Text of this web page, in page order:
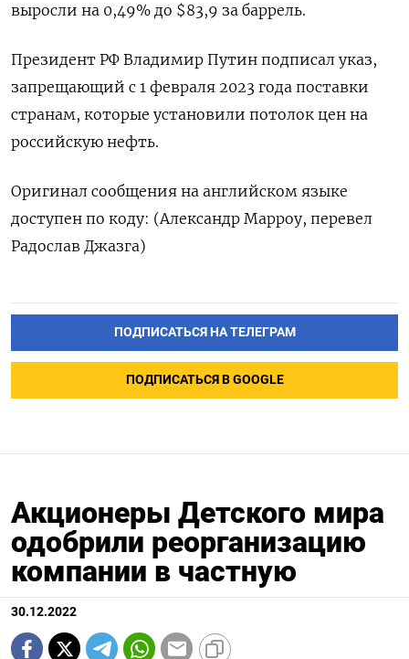
выросли на 0,49% до $83,9 за баррель.
Президент РФ Владимир Путин подписал указ,
запрещающий с 1 февраля 2023 года поставки
странам, которые установили потолок цен на
российскую нефть.
Оригинал сообщения на английском языке
доступен по коду: (Александр Марроу, перевел
Радослав Джазга)
ПОДПИСАТЬСЯ НА ТЕЛЕГРАМ
ПОДПИСАТЬСЯ В GOOGLE
Акционеры Детского мира
одобрили реорганизацию
компании в частную
30.12.2022